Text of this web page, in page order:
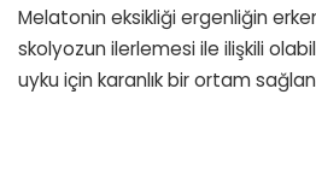
Melatonin eksikliği ergenliğin
skolyozun ilerlemesi ile ilişkili
uyku için karanlık bir ortam